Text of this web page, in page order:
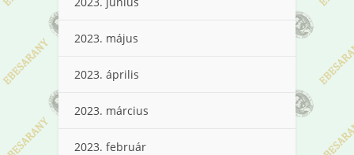
2023. május
2023. április
2023. március
2023. február